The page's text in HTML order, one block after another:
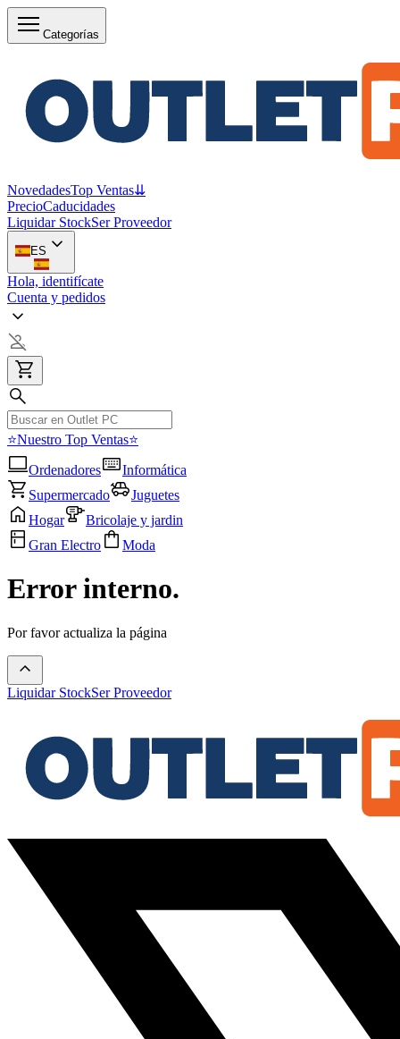
Categorías
NovedadesTop Ventas⇊
PrecioCaducidades
Liquidar StockSer Proveedor
ES
Hola, identifícate
Cuenta y pedidos
⭐Nuestro Top Ventas⭐
Ordenadores
Informática
Supermercado
Juguetes
Hogar
Bricolaje y jardin
Gran Electro
Moda
Error interno.
Por favor actualiza la página
Liquidar StockSer Proveedor